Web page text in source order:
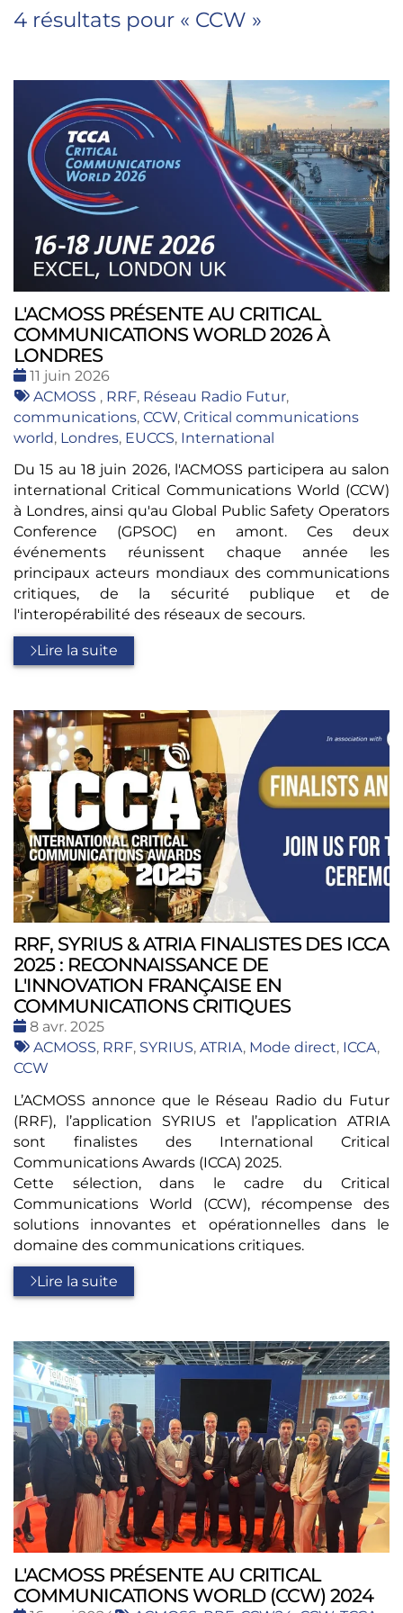
4 résultats pour « CCW »
L'ACMOSS PRÉSENTE AU CRITICAL
COMMUNICATIONS WORLD 2026 À
LONDRES
Date
:
11 juin 2026
Tags
:
ACMOSS , RRF, Réseau Radio Futur,
communications, CCW, Critical communications
world, Londres, EUCCS, International
Du 15 au 18 juin 2026, l'ACMOSS participera au salon
international Critical Communications World (CCW)
à Londres, ainsi qu'au Global Public Safety Operators
Conference (GPSOC) en amont. Ces deux
événements réunissent chaque année les
principaux acteurs mondiaux des communications
critiques, de la sécurité publique et de
l'interopérabilité des réseaux de secours.
Lire la suite
RRF, SYRIUS & ATRIA FINALISTES DES ICCA
2025 : RECONNAISSANCE DE
L'INNOVATION FRANÇAISE EN
COMMUNICATIONS CRITIQUES
Date
:
8 avr. 2025
Tags
:
ACMOSS, RRF, SYRIUS, ATRIA, Mode direct, ICCA,
CCW
L’ACMOSS annonce que le Réseau Radio du Futur
(RRF), l’application SYRIUS et l’application ATRIA
sont finalistes des International Critical
Communications Awards (ICCA) 2025.
Cette sélection, dans le cadre du Critical
Communications World (CCW), récompense des
solutions innovantes et opérationnelles dans le
domaine des communications critiques.
Lire la suite
L'ACMOSS PRÉSENTE AU CRITICAL
COMMUNICATIONS WORLD (CCW) 2024